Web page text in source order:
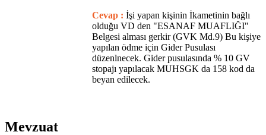
Cevap : İşi yapan kişinin İkametinin bağlı
olduğu VD den "ESANAF MUAFLIĞI"
Belgesi alması gerkir (GVK Md.9) Bu kişiye
yapılan ödme için Gider Pusulası
düzenlnecek. Gider pusulasında % 10 GV
stopajı yapılacak MUHSGK da 158 kod da
beyan edilecek.
Mevzuat